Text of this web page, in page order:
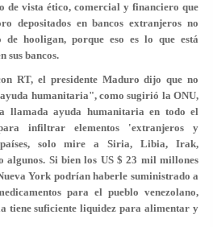
de vista ético, comercial y financiero que
depositados en bancos extranjeros no
hooligan, porque eso es lo que está
sus bancos.
RT, el presidente Maduro dijo que no
humanitaria", como sugirió la ONU,
llamada ayuda humanitaria en todo el
infiltrar elementos 'extranjeros y
países, solo mire a Siria, Libia, Irak,
algunos. Si bien los US $ 23 mil millones
York podrían haberle suministrado a
para el pueblo venezolano,
tiene suficiente liquidez para alimentar y